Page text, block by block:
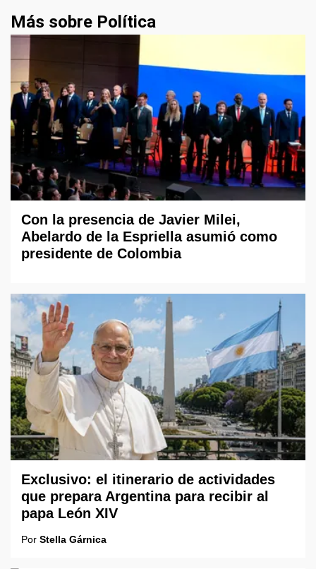
Más sobre Política
Con la presencia de Javier Milei,
Abelardo de la Espriella asumió como
presidente de Colombia
Exclusivo: el itinerario de actividades
que prepara Argentina para recibir al
papa León XIV
Por Stella Gárnica